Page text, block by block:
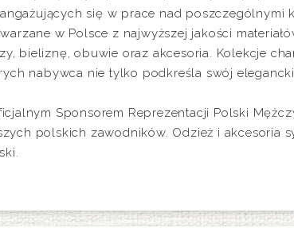
się w prace nad poszczególnymi
w Polsce z najwyższej jakości
bieliznę, obuwie oraz akcesoria. Kolekcje
nabywca nie tylko podkreśla swój
Sponsorem Reprezentacji Polski
polskich zawodników. Odzież i akcesoria